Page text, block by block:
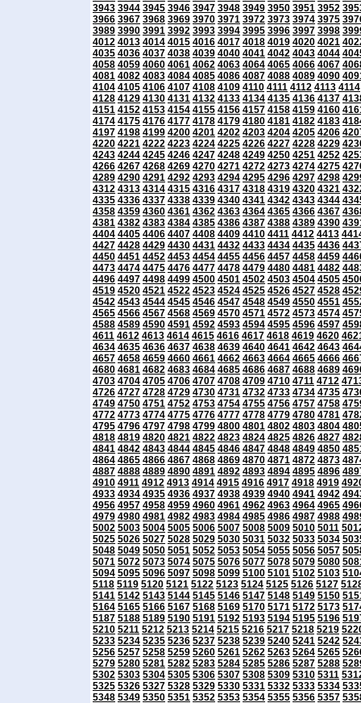
3943 3944 3945 3946 3947 3948 3949 3950 3951 3952
3966 3967 3968 3969 3970 3971 3972 3973 3974 3975
3989 3990 3991 3992 3993 3994 3995 3996 3997 3998
4012 4013 4014 4015 4016 4017 4018 4019 4020 4021
4035 4036 4037 4038 4039 4040 4041 4042 4043 4044
4058 4059 4060 4061 4062 4063 4064 4065 4066 4067
4081 4082 4083 4084 4085 4086 4087 4088 4089 4090
4104 4105 4106 4107 4108 4109 4110 4111 4112 4113 4114
4128 4129 4130 4131 4132 4133 4134 4135 4136 4137
4151 4152 4153 4154 4155 4156 4157 4158 4159 4160
4174 4175 4176 4177 4178 4179 4180 4181 4182 4183
4197 4198 4199 4200 4201 4202 4203 4204 4205 4206
4220 4221 4222 4223 4224 4225 4226 4227 4228 4229
4243 4244 4245 4246 4247 4248 4249 4250 4251 4252
4266 4267 4268 4269 4270 4271 4272 4273 4274 4275
4289 4290 4291 4292 4293 4294 4295 4296 4297 4298
4312 4313 4314 4315 4316 4317 4318 4319 4320 4321
4335 4336 4337 4338 4339 4340 4341 4342 4343 4344
4358 4359 4360 4361 4362 4363 4364 4365 4366 4367
4381 4382 4383 4384 4385 4386 4387 4388 4389 4390
4404 4405 4406 4407 4408 4409 4410 4411 4412 4413
4427 4428 4429 4430 4431 4432 4433 4434 4435 4436
4450 4451 4452 4453 4454 4455 4456 4457 4458 4459
4473 4474 4475 4476 4477 4478 4479 4480 4481 4482
4496 4497 4498 4499 4500 4501 4502 4503 4504 4505
4519 4520 4521 4522 4523 4524 4525 4526 4527 4528
4542 4543 4544 4545 4546 4547 4548 4549 4550 4551
4565 4566 4567 4568 4569 4570 4571 4572 4573 4574
4588 4589 4590 4591 4592 4593 4594 4595 4596 4597
4611 4612 4613 4614 4615 4616 4617 4618 4619 4620
4634 4635 4636 4637 4638 4639 4640 4641 4642 4643
4657 4658 4659 4660 4661 4662 4663 4664 4665 4666
4680 4681 4682 4683 4684 4685 4686 4687 4688 4689
4703 4704 4705 4706 4707 4708 4709 4710 4711 4712
4726 4727 4728 4729 4730 4731 4732 4733 4734 4735
4749 4750 4751 4752 4753 4754 4755 4756 4757 4758
4772 4773 4774 4775 4776 4777 4778 4779 4780 4781
4795 4796 4797 4798 4799 4800 4801 4802 4803 4804
4818 4819 4820 4821 4822 4823 4824 4825 4826 4827
4841 4842 4843 4844 4845 4846 4847 4848 4849 4850
4864 4865 4866 4867 4868 4869 4870 4871 4872 4873
4887 4888 4889 4890 4891 4892 4893 4894 4895 4896
4910 4911 4912 4913 4914 4915 4916 4917 4918 4919
4933 4934 4935 4936 4937 4938 4939 4940 4941 4942
4956 4957 4958 4959 4960 4961 4962 4963 4964 4965
4979 4980 4981 4982 4983 4984 4985 4986 4987 4988
5002 5003 5004 5005 5006 5007 5008 5009 5010 5011
5025 5026 5027 5028 5029 5030 5031 5032 5033 5034
5048 5049 5050 5051 5052 5053 5054 5055 5056 5057
5071 5072 5073 5074 5075 5076 5077 5078 5079 5080
5094 5095 5096 5097 5098 5099 5100 5101 5102 5103
5118 5119 5120 5121 5122 5123 5124 5125 5126 5127
5141 5142 5143 5144 5145 5146 5147 5148 5149 5150
5164 5165 5166 5167 5168 5169 5170 5171 5172 5173
5187 5188 5189 5190 5191 5192 5193 5194 5195 5196
5210 5211 5212 5213 5214 5215 5216 5217 5218 5219
5233 5234 5235 5236 5237 5238 5239 5240 5241 5242
5256 5257 5258 5259 5260 5261 5262 5263 5264 5265
5279 5280 5281 5282 5283 5284 5285 5286 5287 5288
5302 5303 5304 5305 5306 5307 5308 5309 5310 5311
5325 5326 5327 5328 5329 5330 5331 5332 5333 5334
5348 5349 5350 5351 5352 5353 5354 5355 5356 5357